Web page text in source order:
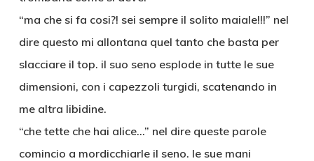
“ma che si fa cosi?! sei sempre il solito maiale!!!” nel
dire questo mi allontana quel tanto che basta per
slacciare il top. il suo seno esplode in tutte le sue
dimensioni, con i capezzoli turgidi, scatenando in
me altra libidine.
“che tette che hai alice…” nel dire queste parole
comincio a mordicchiarle il seno. le sue mani